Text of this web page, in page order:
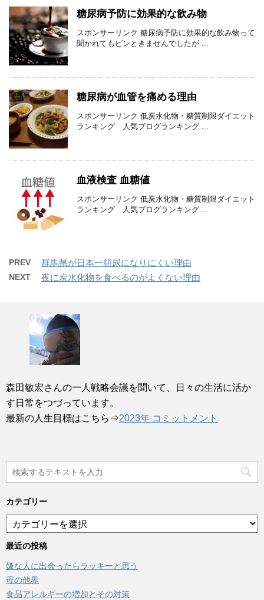
糖尿病予防に効果的な飲み物
スポンサーリンク 糖尿病予防に効果的な飲み物って
聞かれてもピンときませんでしたが ...
糖尿病が血管を痛める理由
スポンサーリンク 低炭水化物・糖質制限ダイエット
ランキング 人気ブログランキング ...
血液検査 血糖値
スポンサーリンク 低炭水化物・糖質制限ダイエット
ランキング 人気ブログランキング ...
PREV 群馬県が日本一頻尿になりにくい理由
NEXT 夜に炭水化物を食べるのがよくない理由
森田敏宏さんの一人戦略会議を聞いて、日々の生活に活か
す日常をつづっています。
最新の人生目標はこちら⇒2023年 コミットメント
カテゴリー
テ
ゴ
ー
最近の投稿
嫌な人に出会ったらラッキーと思う
母の他界
食品アレルギーの増加とその対策